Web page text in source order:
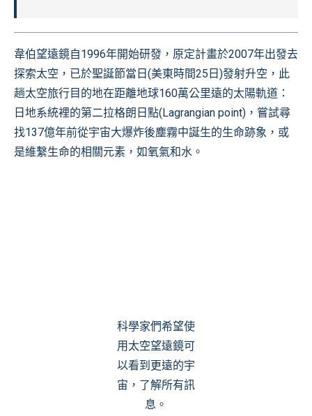
韋伯望遠鏡自1996年開始研發，原定計畫於2007年出發去
探索太空，已於聖誕節當日(美東時間25日)發射升空，此
趟太空旅行目的地在距離地球160萬公里遠的太陽軌道：
日地系統裡的第二拉格朗日點(Lagrangian point)，嘗試尋
找137億年前從宇宙大爆炸後塵霧中誕生的生命跡象，或
是維繫生命的相關元素，如氧氣和水。
科學家們希望使
用太空望遠鏡可
以看到更遠的宇
宙，了解所有訊
息。